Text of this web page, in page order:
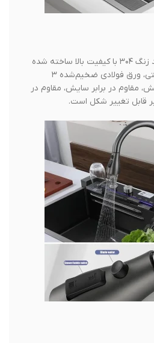
سینک آشپزخانه از فولاد ضد زنگ ۳۰۴ با کیفیت بالا ساخته شده
است، فرآیند رنگ‌آمیزی دستی، ورق فولادی ضخیم‌شده ۳
در برابر سایش، مقاوم در
تغییر شکل است.